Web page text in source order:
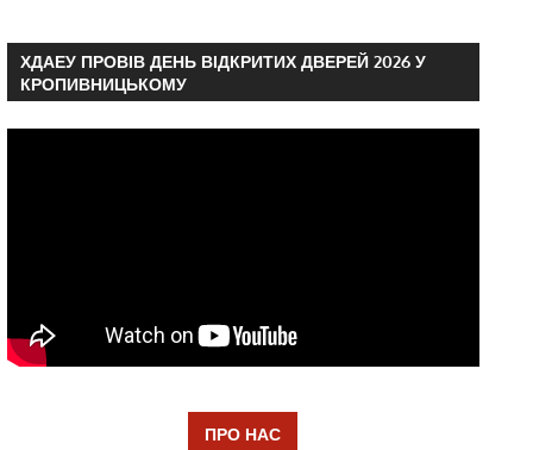
ХДАЕУ ПРОВІВ ДЕНЬ ВІДКРИТИХ ДВЕРЕЙ 2026 У
КРОПИВНИЦЬКОМУ
ПРО НАС